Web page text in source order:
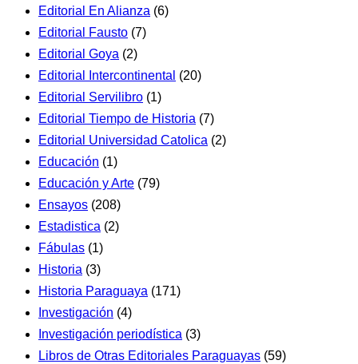
Editorial En Alianza (6)
Editorial Fausto (7)
Editorial Goya (2)
Editorial Intercontinental (20)
Editorial Servilibro (1)
Editorial Tiempo de Historia (7)
Editorial Universidad Catolica (2)
Educación (1)
Educación y Arte (79)
Ensayos (208)
Estadistica (2)
Fábulas (1)
Historia (3)
Historia Paraguaya (171)
Investigación (4)
Investigación periodística (3)
Libros de Otras Editoriales Paraguayas (59)